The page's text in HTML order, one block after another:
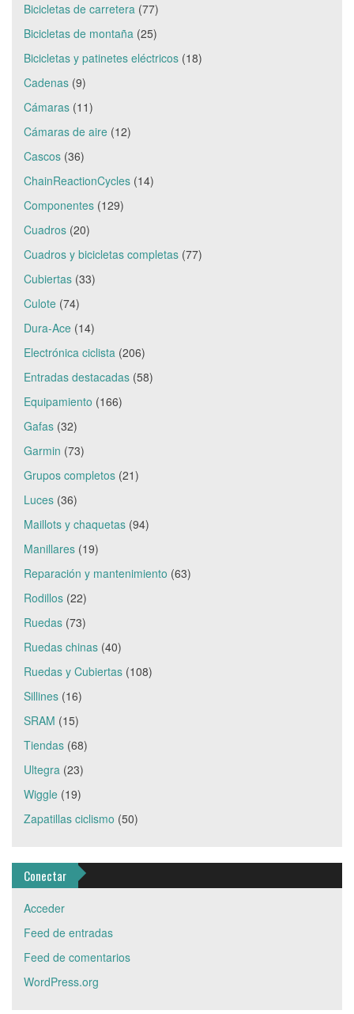
Bicicletas de carretera (77)
Bicicletas de montaña (25)
Bicicletas y patinetes eléctricos (18)
Cadenas (9)
Cámaras (11)
Cámaras de aire (12)
Cascos (36)
ChainReactionCycles (14)
Componentes (129)
Cuadros (20)
Cuadros y bicicletas completas (77)
Cubiertas (33)
Culote (74)
Dura-Ace (14)
Electrónica ciclista (206)
Entradas destacadas (58)
Equipamiento (166)
Gafas (32)
Garmin (73)
Grupos completos (21)
Luces (36)
Maillots y chaquetas (94)
Manillares (19)
Reparación y mantenimiento (63)
Rodillos (22)
Ruedas (73)
Ruedas chinas (40)
Ruedas y Cubiertas (108)
Sillines (16)
SRAM (15)
Tiendas (68)
Ultegra (23)
Wiggle (19)
Zapatillas ciclismo (50)
Conectar
Acceder
Feed de entradas
Feed de comentarios
WordPress.org